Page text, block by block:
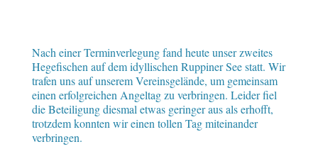
Nach einer Terminverlegung fand heute unser zweites
Hegefischen auf dem idyllischen Ruppiner See statt. Wir
trafen uns auf unserem Vereinsgelände, um gemeinsam
einen erfolgreichen Angeltag zu verbringen. Leider fiel
die Beteiligung diesmal etwas geringer aus als erhofft,
trotzdem konnten wir einen tollen Tag miteinander
verbringen.